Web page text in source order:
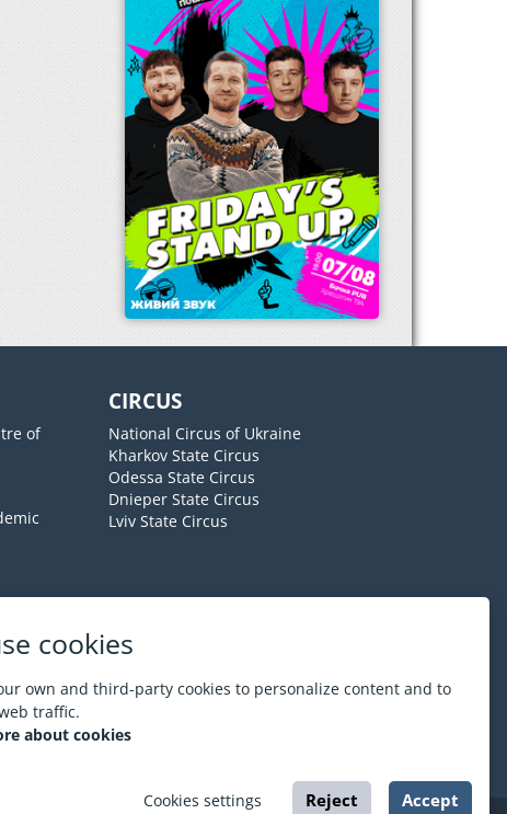
cookies
own and third-party cookies to personalize content and to
traffic.
about cookies
Cookies settings Reject Accept
of
CIRCUS
National Circus of Ukraine
Kharkov State Circus
Odessa State Circus
Dnieper State Circus
Lviv State Circus
About ESPORT